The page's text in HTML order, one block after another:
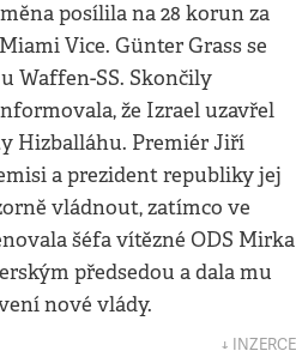
posílila na 28 korun za
Vice. Günter Grass se
Waffen-SS. Skončily
že Izrael uzavřel
Hizballáhu. Premiér Jiří
a prezident republiky jej
vládnout, zatímco ve
šéfa vítězné ODS Mirka
předsedou a dala mu
nové vlády.
↓ INZERCE